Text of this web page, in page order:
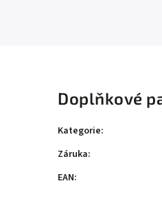
Doplňkové
Kategorie:
Záruka:
EAN: